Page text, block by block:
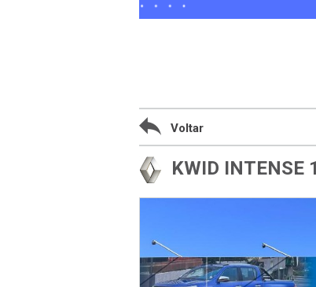
Voltar
KWID INTENSE